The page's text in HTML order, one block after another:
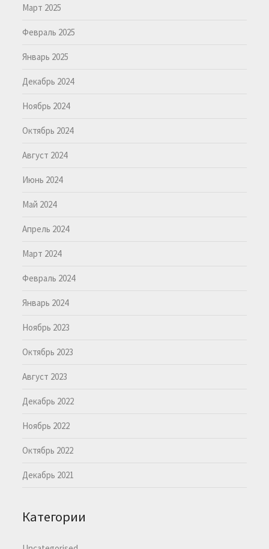
Март 2025
Февраль 2025
Январь 2025
Декабрь 2024
Ноябрь 2024
Октябрь 2024
Август 2024
Июнь 2024
Май 2024
Апрель 2024
Март 2024
Февраль 2024
Январь 2024
Ноябрь 2023
Октябрь 2023
Август 2023
Декабрь 2022
Ноябрь 2022
Октябрь 2022
Декабрь 2021
Категории